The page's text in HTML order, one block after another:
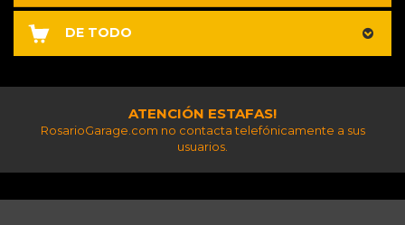
DE TODO
ATENCIÓN ESTAFAS!
RosarioGarage.com no contacta telefónicamente a sus
usuarios.